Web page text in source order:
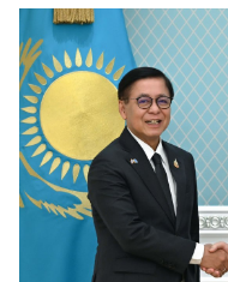
Государственные
Новости